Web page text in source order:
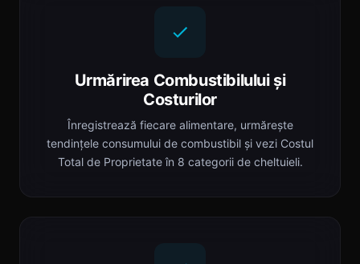
Urmărirea Combustibilului și
Costurilor
Înregistrează fiecare alimentare, urmărește
tendințele consumului de combustibil și vezi Costul
Total de Proprietate în 8 categorii de cheltuieli.